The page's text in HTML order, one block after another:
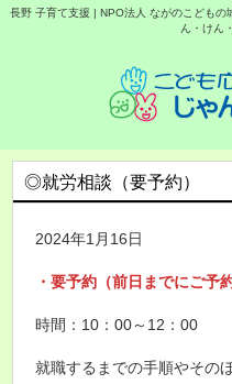
長野 子育て支援 | NPO法人 ながのこどもの
ん・けん
◎就労相談（要予約）
2024年1月16日
・要予約（前日までにご予
時間：10：00～12：00
就職するまでの手順やその